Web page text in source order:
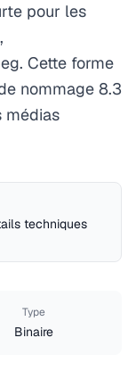
pour les
Cette forme
nommage 8.3
médias
techniques
Type
Binaire